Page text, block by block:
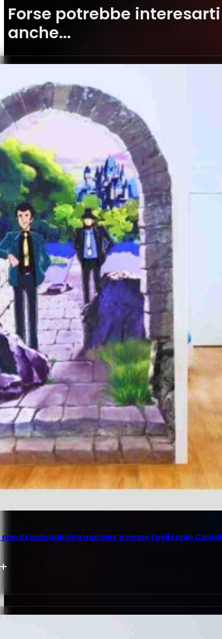
Forse potrebbe interesarti
anche...
autoadesiva murales trompe l’oeil Lupin